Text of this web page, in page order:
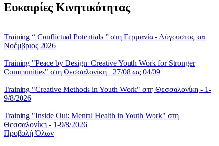
Ευκαιρίες Κινητικότητας
Training “ Conflictual Potentials ” στη Γερμανία - Αύγουστος και
Νοέμβριος 2026
Training "Peace by Design: Creative Youth Work for Stronger
Communities" στη Θεσσαλονίκη - 27/08 ως 04/09
Training "Creative Methods in Youth Work" στη Θεσσαλονίκη - 1-
9/8/2026
Training "Inside Out: Mental Health in Youth Work" στη
Θεσσαλονίκη - 1-9/8/2026
Προβολή Όλων